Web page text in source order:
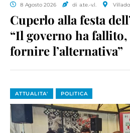
8 Agosto 2026 di a.te.-v.l.
Cuperlo alla festa
“Il governo ha
fornire l’alternativa”
ATTUALITA' POLITICA